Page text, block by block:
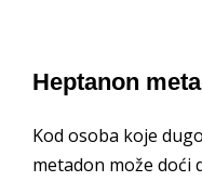
Heptanon
Kod osoba koje
metadon može doći